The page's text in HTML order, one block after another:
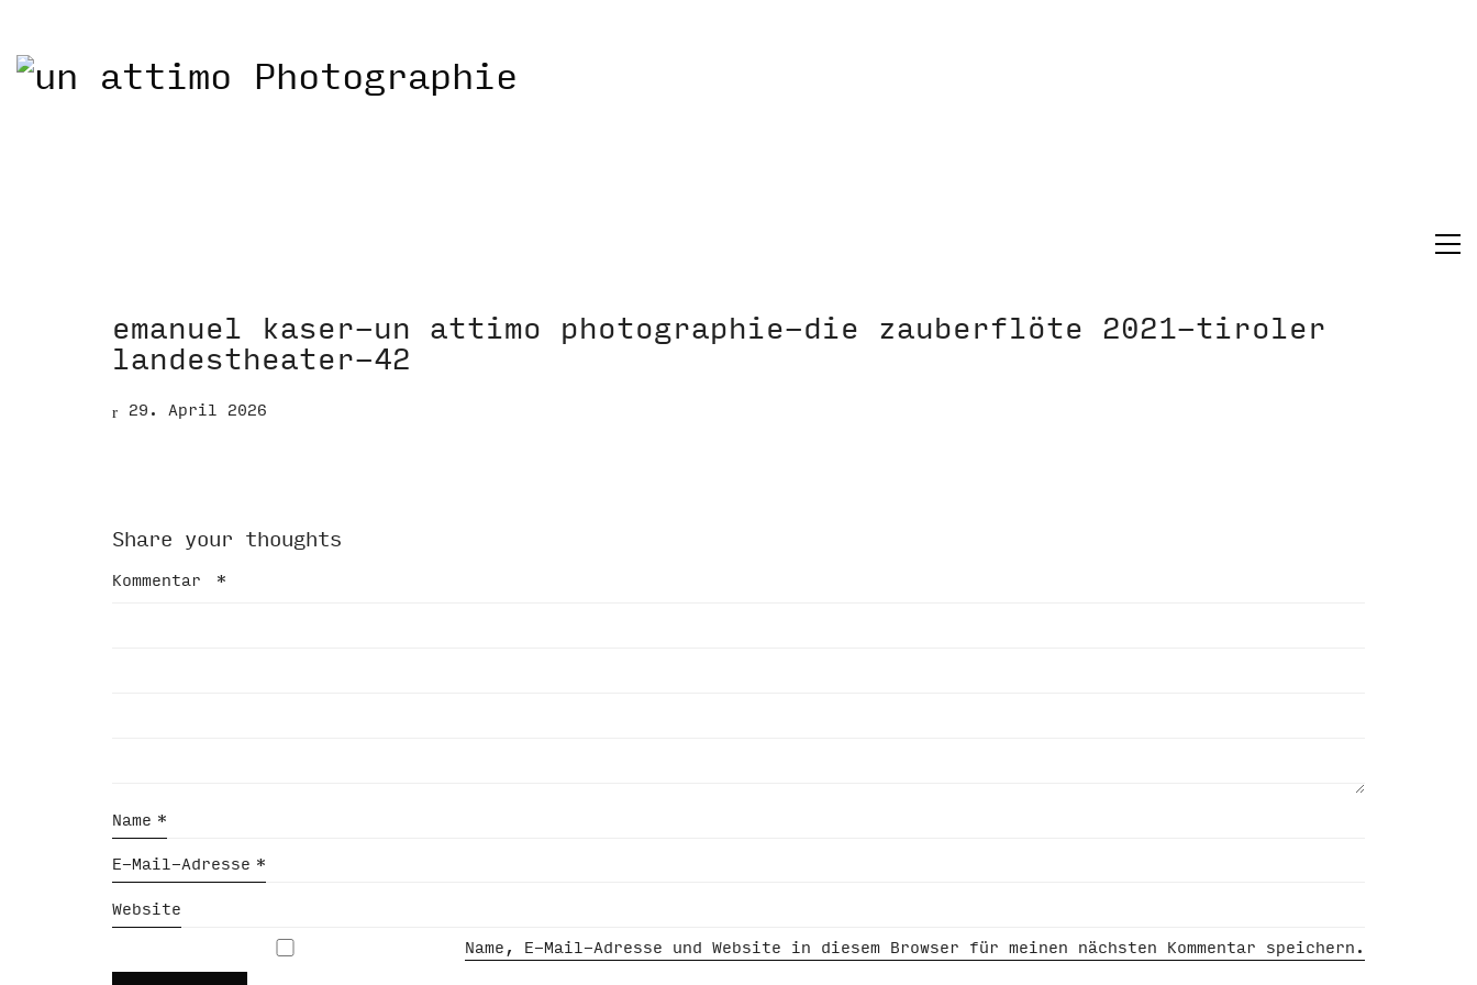
emanuel kaser-un attimo photographie-die zauberflöte 2021-tiroler
landestheater-42
29. April 2026
Share your thoughts
Kommentar *
Name *
E-Mail-Adresse *
Website
Name, E-Mail-Adresse und Website in diesem Browser für meinen nächsten Kommentar speichern.